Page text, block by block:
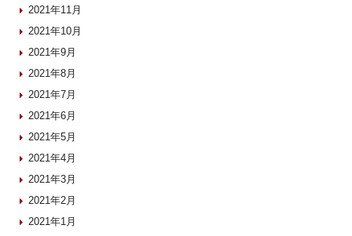
2021年11月
2021年10月
2021年9月
2021年8月
2021年7月
2021年6月
2021年5月
2021年4月
2021年3月
2021年2月
2021年1月